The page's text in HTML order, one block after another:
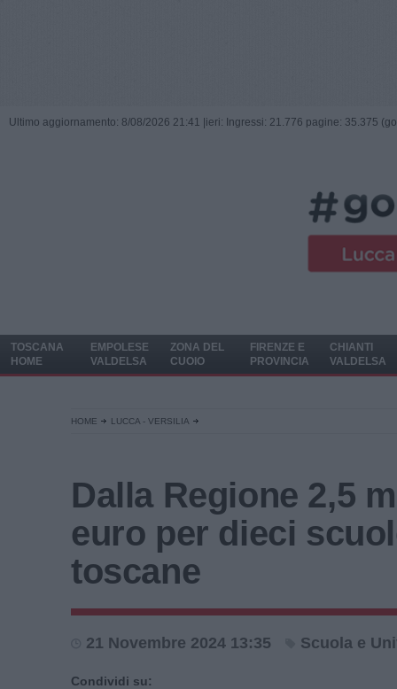
Ultimo aggiornamento: 8/08/2026 21:41 | ieri: Ingressi: 21.776 pagine: 35.375
TOSCANA
HOME
EMPOLESE
VALDELSA
ZONA DEL
CUOIO
FIRENZE E
PROVINCIA
CHIANTI
VALDELSA
HOME LUCCA - VERSILIA
Dalla Regione 2,5
euro per dieci
toscane
21 Novembre 2024 13:35 Scuola e
Condividi su: